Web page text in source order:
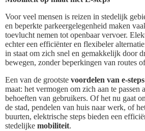
Voor veel mensen is reizen in stedelijk
en beperkte parkeergelegenheid maken
toevlucht nemen tot openbaar vervoer.
echter een efficiënter en flexibeler
in staat om zich snel en gemakkelijk door
bewegen, zonder beperkingen van routes of
Een van de grootste voordelen van e-steps
maat: het vermogen om zich aan te passen
behoeften van gebruikers. Of het nu gaat
de stad, pendelen van huis naar werk, of
buurten, elektrische steps bieden een
stedelijke mobiliteit.